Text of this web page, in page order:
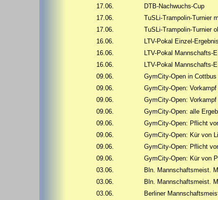
17.06.
DTB-Nachwuchs-Cup
17.06.
TuSLi-Trampolin-Turnier
17.06.
TuSLi-Trampolin-Turnier
16.06.
LTV-Pokal Einzel-
16.06.
LTV-Pokal Mannschafts-
16.06.
LTV-Pokal Mannschafts-
09.06.
GymCity-Open in
09.06.
GymCity-Open:
09.06.
GymCity-Open:
09.06.
GymCity-Open: alle
09.06.
GymCity-Open: Pflicht
09.06.
GymCity-Open: Kür von
09.06.
GymCity-Open: Pflicht
09.06.
GymCity-Open: Kür von
03.06.
Bln. Mannschaftsmeist.
03.06.
Bln. Mannschaftsmeist.
03.06.
Berliner